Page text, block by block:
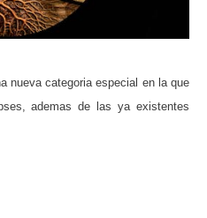
nueva categoria especial en la que
ademas de las ya existentes